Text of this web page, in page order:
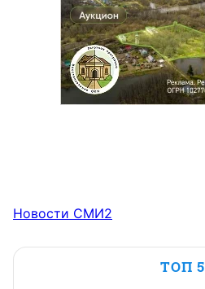
Новости СМИ2
ТОП 5